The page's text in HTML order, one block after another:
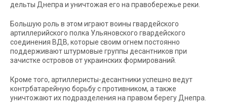
дельты Днепра и уничтожая его на правобережье реки.
Большую роль в этом играют воины гвардейского
артиллерийского полка Ульяновского гвардейского
соединения ВДВ, которые своим огнем постоянно
поддерживают штурмовые группы десантников при
зачистке островов от украинских формирований.
Кроме того, артиллеристы-десантники успешно ведут
контрбатарейную борьбу с противником, а также
уничтожают их подразделения на правом берегу Днепра.